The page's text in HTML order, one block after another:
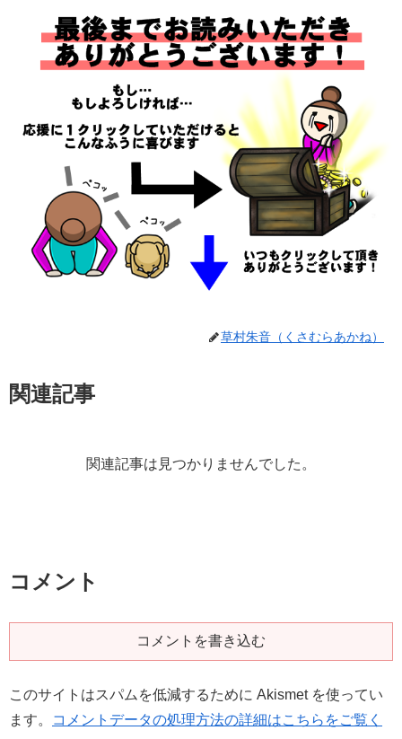
草村朱音（くさむらあかね）
関連記事
関連記事は見つかりませんでした。
コメント
コメントを書き込む
このサイトはスパムを低減するために Akismet を使ってい
ます。
コメントデータの処理方法の詳細はこちらをご覧く